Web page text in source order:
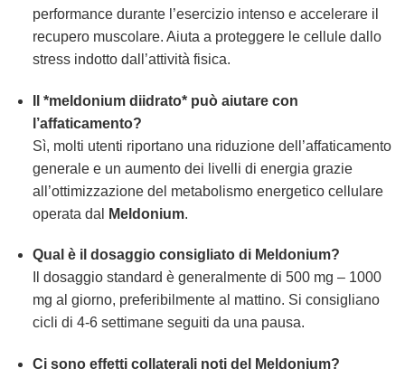
performance durante l’esercizio intenso e accelerare il
recupero muscolare. Aiuta a proteggere le cellule dallo
stress indotto dall’attività fisica.
Il *meldonium diidrato* può aiutare con
l’affaticamento?
Sì, molti utenti riportano una riduzione dell’affaticamento
generale e un aumento dei livelli di energia grazie
all’ottimizzazione del metabolismo energetico cellulare
operata dal
Meldonium.
Qual è il dosaggio consigliato di Meldonium?
Il dosaggio standard è generalmente di 500 mg – 1000
mg al giorno, preferibilmente al mattino. Si consigliano
cicli di 4-6 settimane seguiti da una pausa.
Ci sono effetti collaterali noti del Meldonium?